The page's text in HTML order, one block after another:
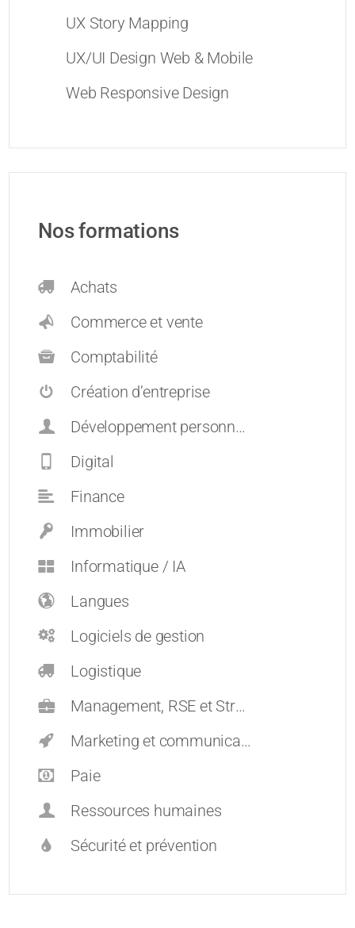
UX Story Mapping
UX/UI Design Web & Mobile
Web Responsive Design
Nos formations
Achats
Commerce et vente
Comptabilité
Création d’entreprise
Développement personnel et carrières
Digital
Finance
Immobilier
Informatique / IA
Langues
Logiciels de gestion
Logistique
Management, RSE et Stratégie
Marketing et communication
Paie
Ressources humaines
Sécurité et prévention